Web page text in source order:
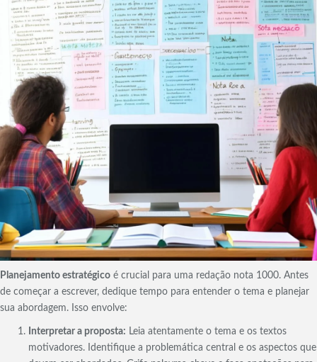
Planejamento estratégico é crucial para uma redação nota 1000. Antes
de começar a escrever, dedique tempo para entender o tema e planejar
sua abordagem. Isso envolve:
Interpretar a proposta: Leia atentamente o tema e os textos
motivadores. Identifique a problemática central e os aspectos que